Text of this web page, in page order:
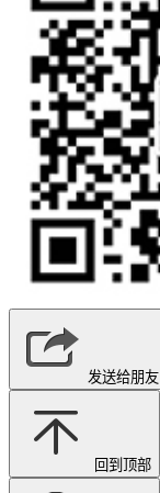
发送给朋友
回到顶部